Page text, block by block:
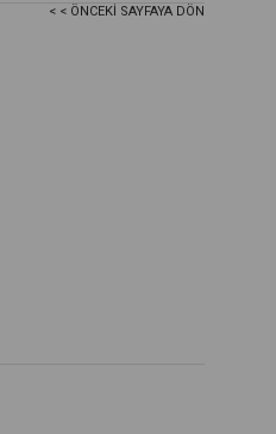
< < ÖNCEKI SAYFAYA DÖN